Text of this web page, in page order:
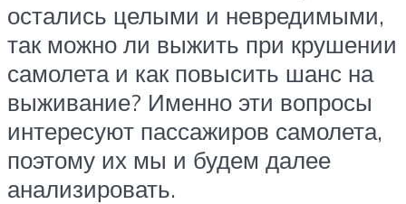
остались целыми и невредимыми,
так можно ли выжить при крушении
самолета и как повысить шанс на
выживание? Именно эти вопросы
интересуют пассажиров самолета,
поэтому их мы и будем далее
анализировать.